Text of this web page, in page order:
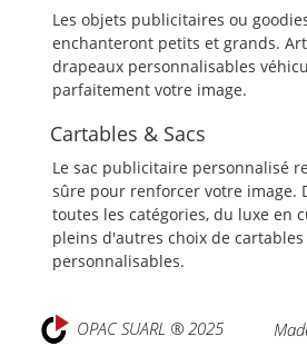
Les objets publicitaires ou
enchanteront petits et grands.
drapeaux personnalisables
parfaitement votre image.
Cartables & Sacs
Le sac publicitaire personnalisé
sûre pour renforcer votre image.
toutes les catégories, du luxe en
pleins d'autres choix de
personnalisables.
OPAC SUARL ® 2025